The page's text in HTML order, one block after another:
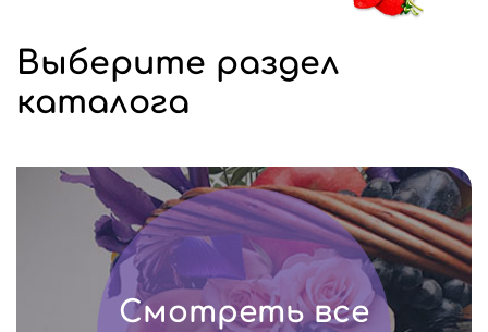
Выберите раздел
каталога
Смотреть все